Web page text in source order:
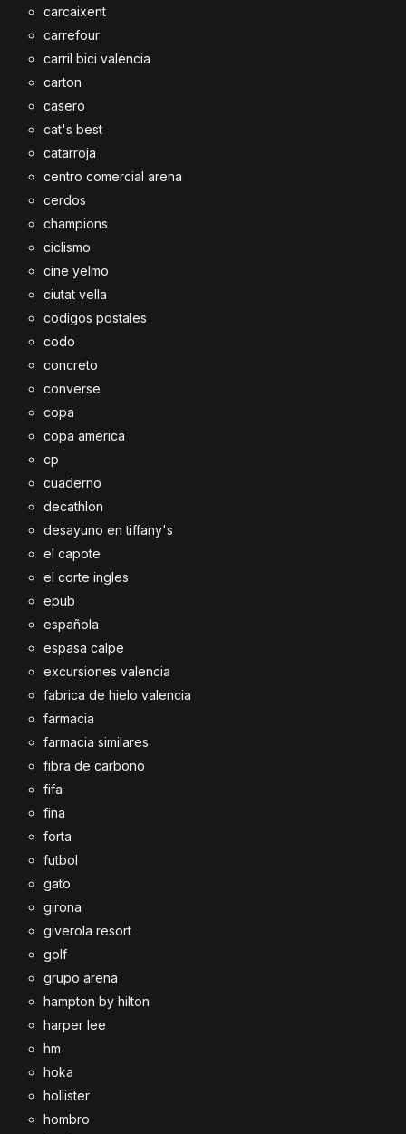
carcaixent
carrefour
carril bici valencia
carton
casero
cat's best
catarroja
centro comercial arena
cerdos
champions
ciclismo
cine yelmo
ciutat vella
codigos postales
codo
concreto
converse
copa
copa america
cp
cuaderno
decathlon
desayuno en tiffany's
el capote
el corte ingles
epub
española
espasa calpe
excursiones valencia
fabrica de hielo valencia
farmacia
farmacia similares
fibra de carbono
fifa
fina
forta
futbol
gato
girona
giverola resort
golf
grupo arena
hampton by hilton
harper lee
hm
hoka
hollister
hombro